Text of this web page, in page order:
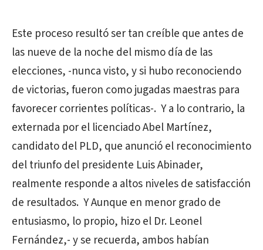
Este proceso resultó ser tan creíble que antes de
las nueve de la noche del mismo día de las
elecciones, -nunca visto, y si hubo reconociendo
de victorias, fueron como jugadas maestras para
favorecer corrientes políticas-. Y a lo contrario, la
externada por el licenciado Abel Martínez,
candidato del PLD, que anunció el reconocimiento
del triunfo del presidente Luis Abinader,
realmente responde a altos niveles de satisfacción
de resultados. Y Aunque en menor grado de
entusiasmo, lo propio, hizo el Dr. Leonel
Fernández,- y se recuerda, ambos habían